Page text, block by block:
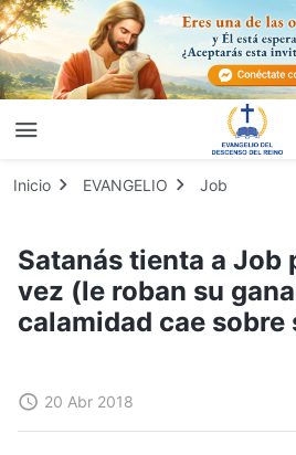
Inicio EVANGELIO Job
Satanás tienta a Job
vez (le roban su
calamidad cae sobre
20 Abr 2018